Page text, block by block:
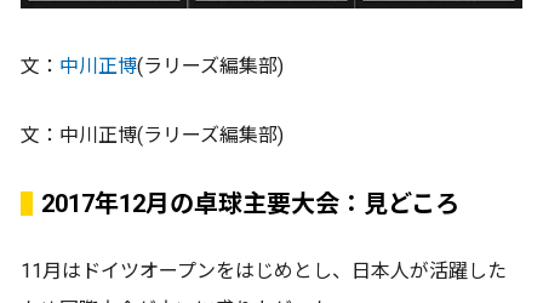
文： 中川正博(ラリーズ編集部)
文：中川正博(ラリーズ編集部)
2017年12月の卓球主要大会：見どころ
11月はドイツオープンをはじめとし、日本人が活躍した